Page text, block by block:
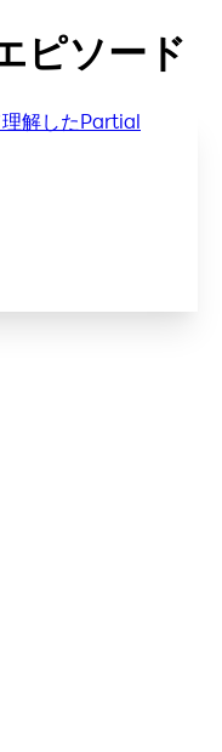
ピソード
解したPartial